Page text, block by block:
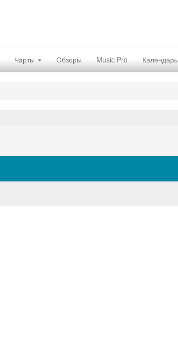
Чарты Обзоры Music Pro Календарь